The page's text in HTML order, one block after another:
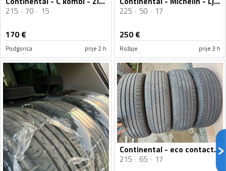
215 70 15
170€
Podgorica prije 2 h
225 50 17
250€
Rožaje prije 3 h
Continental - eco contact 6 - Ljetnja guma
215 65 17